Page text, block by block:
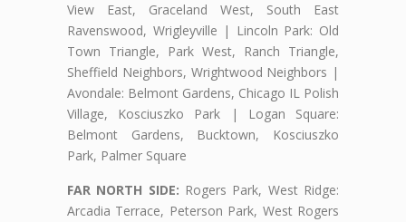
View East, Graceland West, South East
Ravenswood, Wrigleyville | Lincoln Park: Old
Town Triangle, Park West, Ranch Triangle,
Sheffield Neighbors, Wrightwood Neighbors |
Avondale: Belmont Gardens, Chicago IL Polish
Village, Kosciuszko Park | Logan Square:
Belmont Gardens, Bucktown, Kosciuszko
Park, Palmer Square
FAR NORTH SIDE: Rogers Park, West Ridge:
Arcadia Terrace, Peterson Park, West Rogers